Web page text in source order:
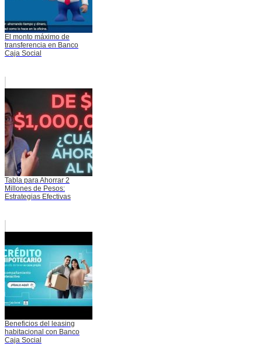
El monto máximo de
transferencia en Banco
Caja Social
Tabla para Ahorrar 2
Millones de Pesos:
Estrategias Efectivas
Beneficios del leasing
habitacional con Banco
Caja Social